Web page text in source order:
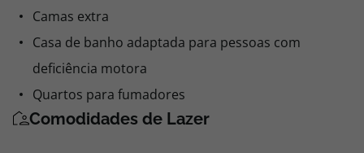
Camas extra
Casa de banho adaptada para pessoas com
deficiência motora
Quartos para fumadores
Comodidades de Lazer